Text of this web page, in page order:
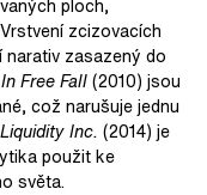
ploch,
zcizovacích
zasazený do
In Free Fall(2010) jsou
což narušuje jednu
Liquidity Inc. (2014) je
použit ke
světa.